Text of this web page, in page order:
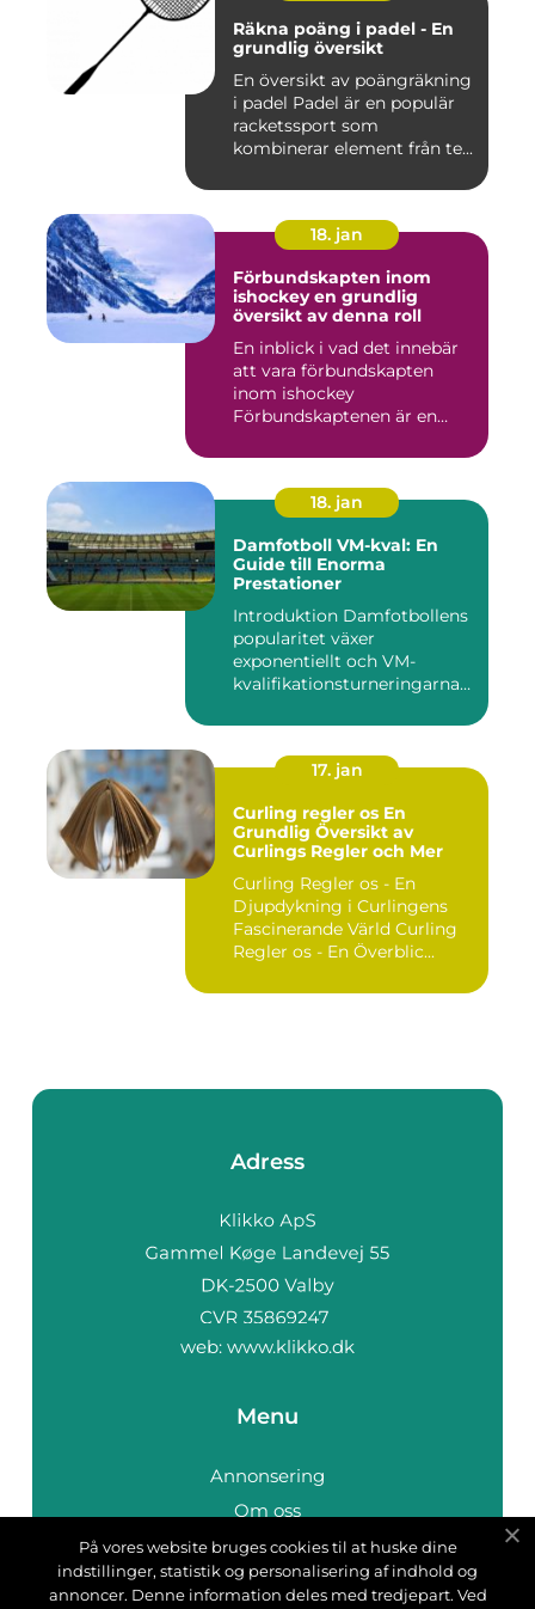
Räkna poäng i padel - En
grundlig översikt
En översikt av poängräkning
i padel Padel är en populär
racketssport som
kombinerar element från te...
18. jan
Förbundskapten inom
ishockey en grundlig
översikt av denna roll
En inblick i vad det innebär
att vara förbundskapten
inom ishockey
Förbundskaptenen är en
18. jan
Damfotboll VM-kval: En
Guide till Enorma
Prestationer
Introduktion Damfotbollens
popularitet växer
exponentiellt och VM-
kvalifikationsturneringarna
17. jan
Curling regler os En
Grundlig Översikt av
Curlings Regler och Mer
Curling Regler os - En
Djupdykning i Curlingens
Fascinerande Värld Curling
Regler os - En Överblic...
Adress
web: www.klikko.dk
Menu
Annonsering
Om oss
Cookies
Kontakta oss
På vores website bruges cookies til at huske dine
indstillinger, statistik og personalisering af indhold og
annoncer. Denne information deles med tredjepart. Ved